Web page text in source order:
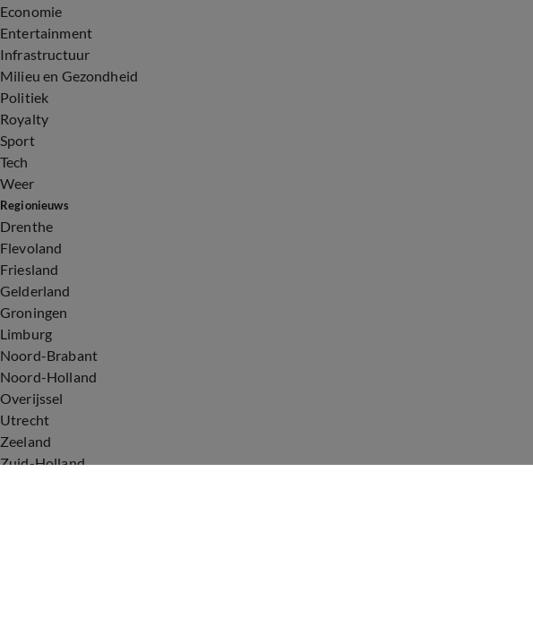
Economie
Entertainment
Infrastructuur
Milieu en Gezondheid
Politiek
Royalty
Sport
Tech
Weer
Regionieuws
Drenthe
Flevoland
Friesland
Gelderland
Groningen
Limburg
Noord-Brabant
Noord-Holland
Overijssel
Utrecht
Zeeland
Zuid-Holland